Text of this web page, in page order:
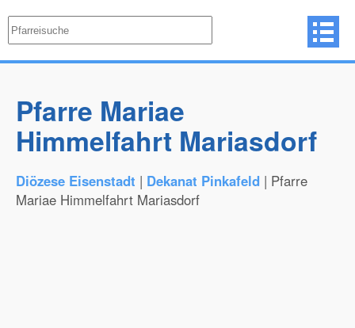
Pfarre Mariae
Himmelfahrt Mariasdorf
Diözese Eisenstadt | Dekanat Pinkafeld | Pfarre
Mariae Himmelfahrt Mariasdorf